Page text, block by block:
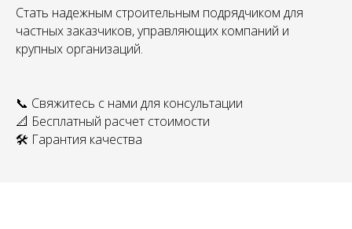
Стать надежным строительным подрядчиком для
частных заказчиков, управляющих компаний и
крупных организаций.
📞 Свяжитесь с нами для консультации
📐 Бесплатный расчет стоимости
🛠 Гарантия качества